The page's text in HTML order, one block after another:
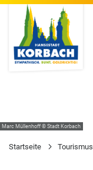
Marc Müllenhoff © Stadt Korbach
Startseite Tourismus